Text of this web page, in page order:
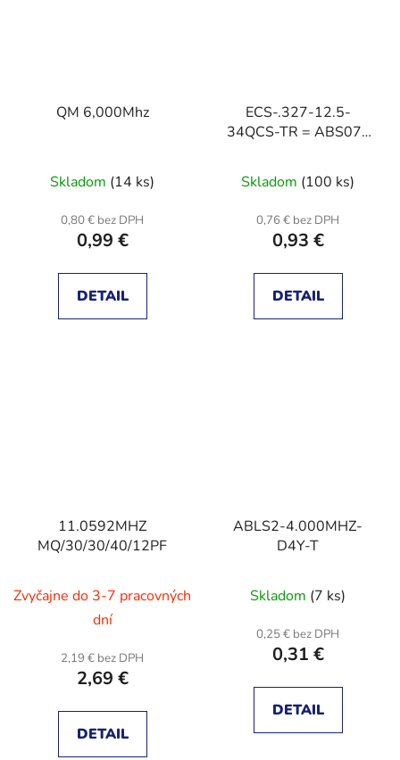
QM 6,000Mhz
Skladom (14 ks)
0,80 € bez DPH
0,99 €
DETAIL
ECS-.327-12.5-
34QCS-TR = ABS07-
Skladom (100 ks)
0,76 € bez DPH
0,93 €
DETAIL
11.0592MHZ
MQ/30/30/40/12PF
Zvyčajne do 3-7 pracovných
dní
2,19 € bez DPH
2,69 €
DETAIL
ABLS2-4.000MHZ-
D4Y-T
Skladom (7 ks)
0,25 € bez DPH
0,31 €
DETAIL